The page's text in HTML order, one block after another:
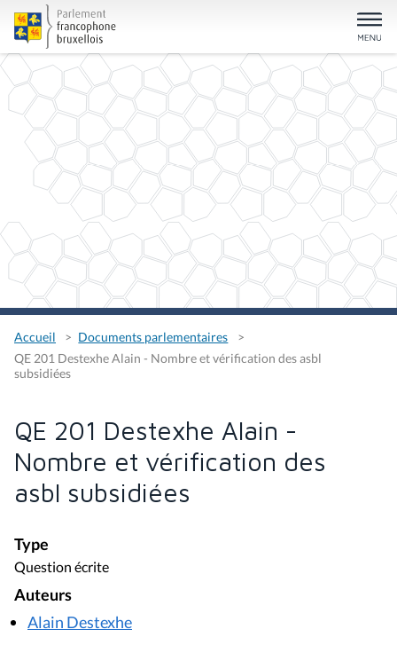
Accueil
Documents parlementaires
QE 201 Destexhe Alain - Nombre et vérification des asbl
subsidiées
QE 201 Destexhe Alain -
Nombre et vérification des
asbl subsidiées
Type
Question écrite
Auteurs
Alain Destexhe